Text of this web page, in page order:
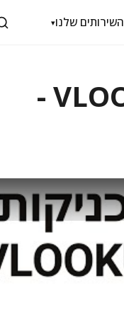
השירותים שלנו▾
תותח אקסל - טכניקות VLOOKUP -